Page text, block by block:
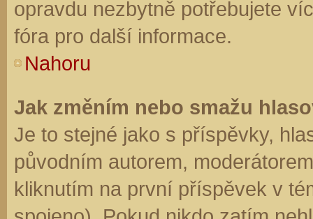
opravdu nezbytně potřebujete
fóra pro další informace.
Nahoru
Jak změním nebo smažu
Je to stejné jako s příspěvky,
původním autorem,
kliknutím na první příspěvek v